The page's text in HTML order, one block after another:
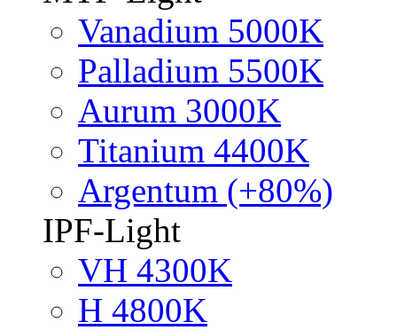
Vanadium 5000K
Palladium 5500K
Aurum 3000K
Titanium 4400K
Argentum (+80%)
IPF-Light
VH 4300K
H 4800K